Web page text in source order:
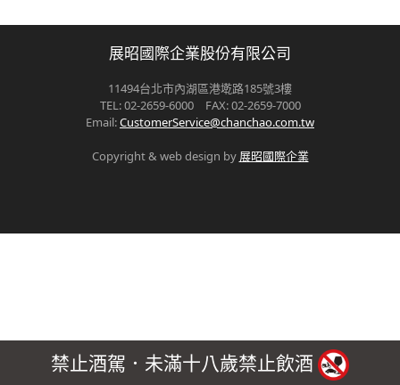
展昭國際企業股份有限公司
11494台北市內湖區港墘路185號3樓
TEL: 02-2659-6000 FAX: 02-2659-7000
Email:CustomerService@chanchao.com.tw
Copyright & web design by 展昭國際企業
禁止酒駕．未滿十八歲禁止飲酒